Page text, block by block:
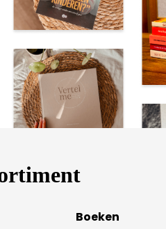
Boeken